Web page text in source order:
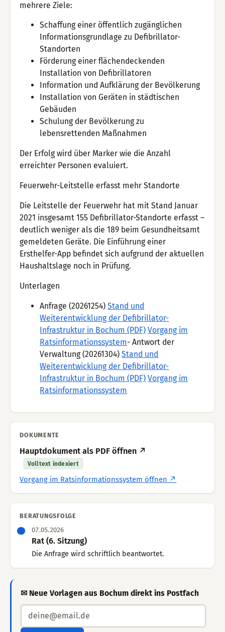
mehrere Ziele:
Schaffung einer öffentlich zugänglichen
Informationsgrundlage zu Defibrillator-
Standorten
Förderung einer flächendeckenden
Installation von Defibrillatoren
Information und Aufklärung der Bevölkerung
Installation von Geräten in städtischen
Gebäuden
Schulung der Bevölkerung zu
lebensrettenden Maßnahmen
Der Erfolg wird über Marker wie die Anzahl
erreichter Personen evaluiert.
Feuerwehr-Leitstelle erfasst mehr Standorte
Die Leitstelle der Feuerwehr hat mit Stand Januar
2021 insgesamt 155 Defibrillator-Standorte erfasst –
deutlich weniger als die 189 beim Gesundheitsamt
gemeldeten Geräte. Die Einführung einer
Ersthelfer-App befindet sich aufgrund der aktuellen
Haushaltslage noch in Prüfung.
Unterlagen
Anfrage (20261254)Stand und
Weiterentwicklung der Defibrillator-
Infrastruktur in Bochum (PDF) Vorgang im
Ratsinformationssystem- Antwort der
Verwaltung (20261304)Stand und
Weiterentwicklung der Defibrillator-
Infrastruktur in Bochum (PDF) Vorgang im
Ratsinformationssystem
DOKUMENTE
Hauptdokument als PDF öffnen ↗
Volltext indexiert
Vorgang im Ratsinformationssystem öffnen ↗
BERATUNGSFOLGE
07.05.2026
Rat (6. Sitzung)
Die Anfrage wird schriftlich beantwortet.
✉ Neue Vorlagen aus Bochum direkt ins Postfach